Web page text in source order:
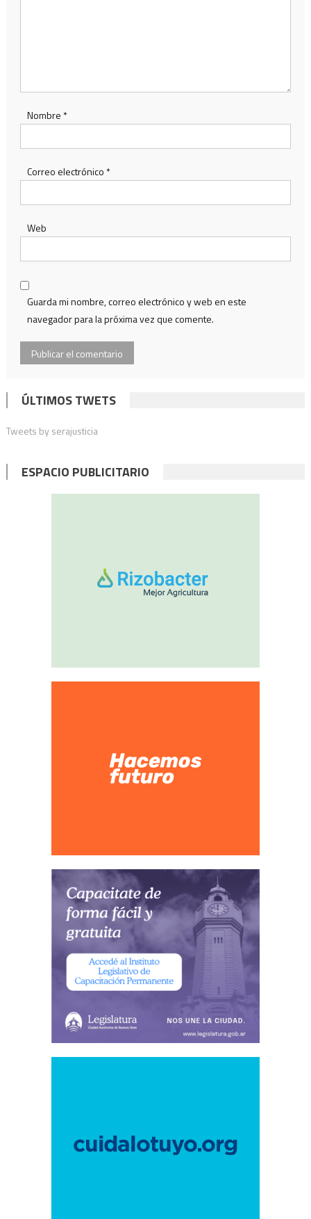
Nombre *
Correo electrónico *
Web
Guarda mi nombre, correo electrónico y web en este
navegador para la próxima vez que comente.
ÚLTIMOS TWETS
Tweets by serajusticia
ESPACIO PUBLICITARIO